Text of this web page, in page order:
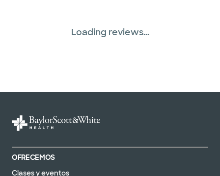
Loading reviews...
OFRECEMOS
Clases y eventos